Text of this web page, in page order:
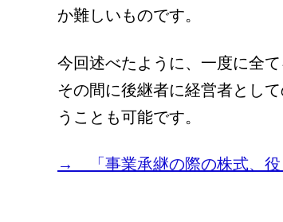
か難しいものです。
今回述べたように、一度に全
その間に後継者に経営者とし
うことも可能です。
→ 「事業承継の際の株式、役